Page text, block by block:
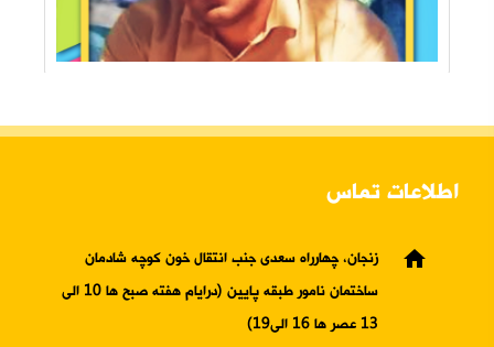
اطلاعات تماس
home
زنجان، چهارراه سعدی جنب انتقال خون کوچه شادمان
ساختمان نامور طبقه پایین (درایام هفته صبح ها 10 الی
13 عصر ها 16 الی19)